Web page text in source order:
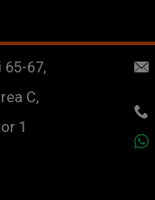
65-67,
C,
1